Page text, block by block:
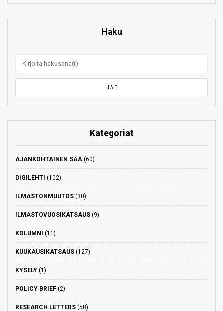
Haku
Kategoriat
AJANKOHTAINEN SÄÄ (60)
DIGILEHTI (102)
ILMASTONMUUTOS (30)
ILMASTOVUOSIKATSAUS (9)
KOLUMNI (11)
KUUKAUSIKATSAUS (127)
KYSELY (1)
POLICY BRIEF (2)
RESEARCH LETTERS (58)